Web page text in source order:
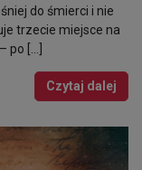
do śmierci i nie
trzecie miejsce na
po […]
Czytaj dalej